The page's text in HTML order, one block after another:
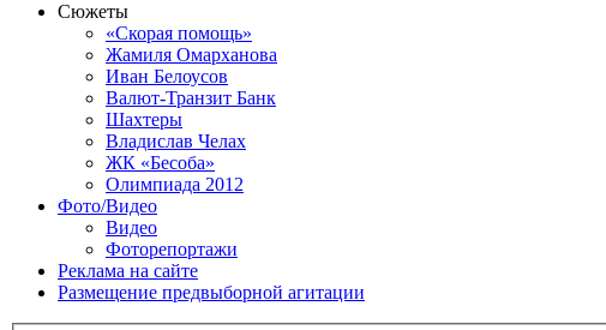
Сюжеты
«Скорая помощь»
Жамиля Омарханова
Иван Белоусов
Валют-Транзит Банк
Шахтеры
Владислав Челах
ЖК «Бесоба»
Олимпиада 2012
Фото/Видео
Видео
Фоторепортажи
Реклама на сайте
Размещение предвыборной агитации